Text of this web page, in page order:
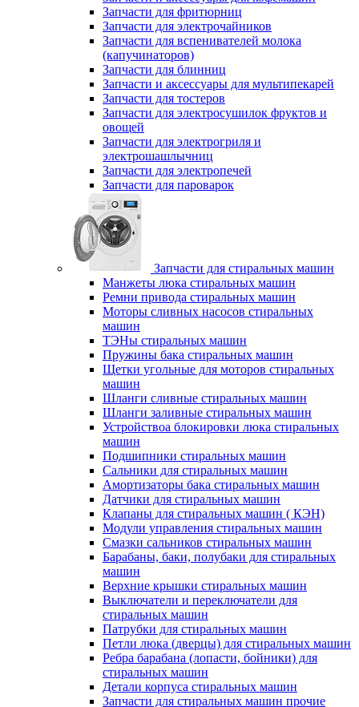
Запчасти для фритюрниц
Запчасти для электрочайников
Запчасти для вспенивателей молока
(капучинаторов)
Запчасти для блинниц
Запчасти и аксессуары для мультипекарей
Запчасти для тостеров
Запчасти для электросушилок фруктов и
овощей
Запчасти для электрогриля и
электрошашлычниц
Запчасти для электропечей
Запчасти для пароварок
Запчасти для стиральных машин
Манжеты люка стиральных машин
Ремни привода стиральных машин
Моторы сливных насосов стиральных
машин
ТЭНы стиральных машин
Пружины бака стиральных машин
Щетки угольные для моторов стиральных
машин
Шланги сливные стиральных машин
Шланги заливные стиральных машин
Устройствоа блокировки люка стиральных
машин
Подшипники стиральных машин
Сальники для стиральных машин
Амортизаторы бака стиральных машин
Датчики для стиральных машин
Клапаны для стиральных машин ( КЭН)
Модули управления стиральных машин
Смазки сальников стиральных машин
Барабаны, баки, полубаки для стиральных
машин
Верхние крышки стиральных машин
Выключатели и переключатели для
стиральных машин
Патрубки для стиральных машин
Петли люка (дверцы) для стиральных машин
Ребра барабана (лопасти, бойники) для
стиральных машин
Детали корпуса стиральных машин
Запчасти для стиральных машин прочие